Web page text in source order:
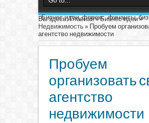
Бизнес идеи, форекс, финансы,
Вы здесь:Главная»Бизнес идеи»
Недвижимость» Пробуем
агентство недвижимости
Пробуем
организовать
агентство
недвижимости